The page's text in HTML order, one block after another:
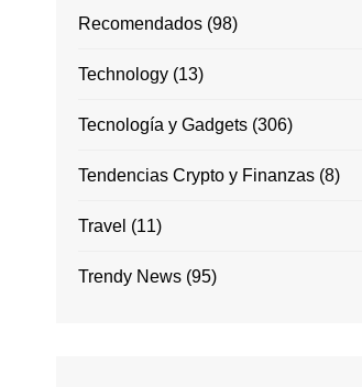
Recomendados (98)
Technology (13)
Tecnología y Gadgets (306)
Tendencias Crypto y Finanzas (8)
Travel (11)
Trendy News (95)